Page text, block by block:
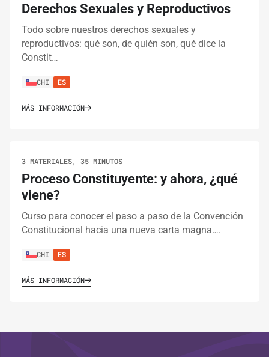
Derechos Sexuales y Reproductivos
Todo sobre nuestros derechos sexuales y
reproductivos: qué son, de quién son, qué dice la
Constit…
CHI ES
MÁS INFORMACIÓN
3 MATERIALES, 35 MINUTOS
Proceso Constituyente: y ahora, ¿qué
viene?
Curso para conocer el paso a paso de la Convención
Constitucional hacia una nueva carta magna….
CHI ES
MÁS INFORMACIÓN